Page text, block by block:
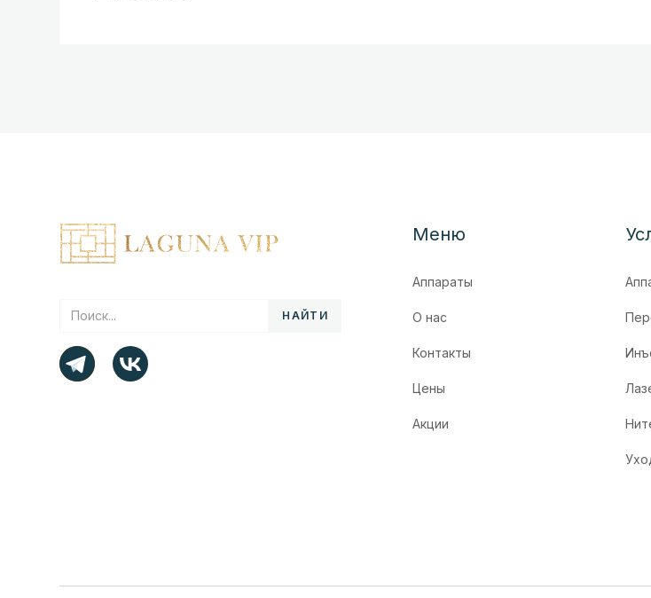
Меню
Аппараты
О нас
Контакты
Цены
Акции